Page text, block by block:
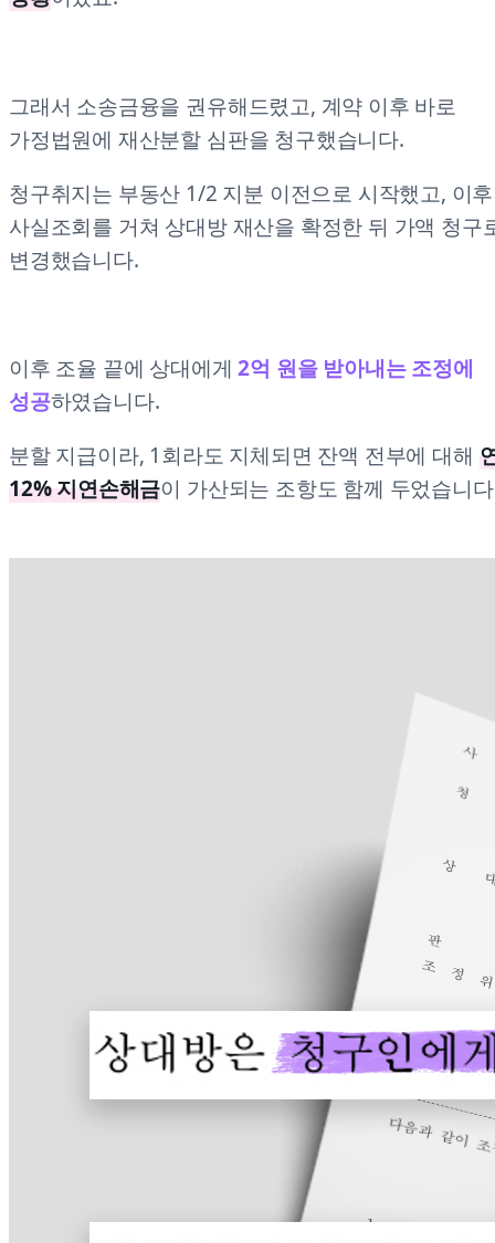
그래서 소송금융을 권유해드렸고, 계약 이후 바로
가정법원에 재산분할 심판을 청구했습니다.
청구취지는 부동산 1/2 지분 이전으로 시작했고, 이후
사실조회를 거쳐 상대방 재산을 확정한 뒤 가액 청구
변경했습니다.
이후 조율 끝에 상대에게2억 원을 받아내는 조정에
성공하였습니다.
분할 지급이라, 1회라도 지체되면 잔액 전부에 대해
12% 지연손해금이 가산되는 조항도 함께 두었습니